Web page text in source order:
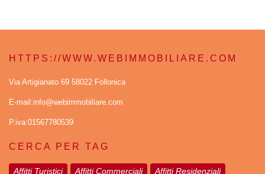
HTTPS://WWW.WEBIMMOBILIARE.COM
Via Artigianato 69 58022 Follonica
E-mail:info@webimmobiliare.com
P.iva:01567780539
CERCA PER TAG
Affitti Turistici Affitti Commerciali Affitti Residenziali